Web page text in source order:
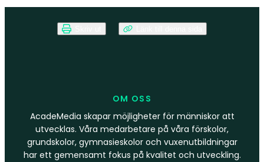
OM OSS
AcadeMedia skapar möjligheter för människor att
utvecklas. Våra medarbetare på våra förskolor,
grundskolor, gymnasieskolor och vuxenutbildningar
har ett gemensamt fokus på kvalitet och utveckling.